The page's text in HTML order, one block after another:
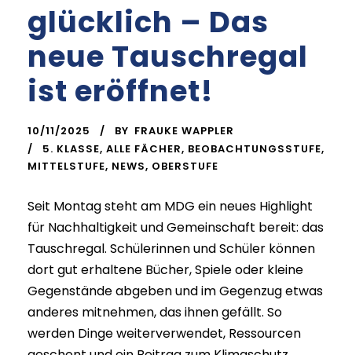
glücklich – Das
neue Tauschregal
ist eröffnet!
10/11/2025 BY FRAUKE WAPPLER
5. KLASSE, ALLE FÄCHER, BEOBACHTUNGSSTUFE,
MITTELSTUFE, NEWS, OBERSTUFE
Seit Montag steht am MDG ein neues Highlight
für Nachhaltigkeit und Gemeinschaft bereit: das
Tauschregal. Schülerinnen und Schüler können
dort gut erhaltene Bücher, Spiele oder kleine
Gegenstände abgeben und im Gegenzug etwas
anderes mitnehmen, das ihnen gefällt. So
werden Dinge weiterverwendet, Ressourcen